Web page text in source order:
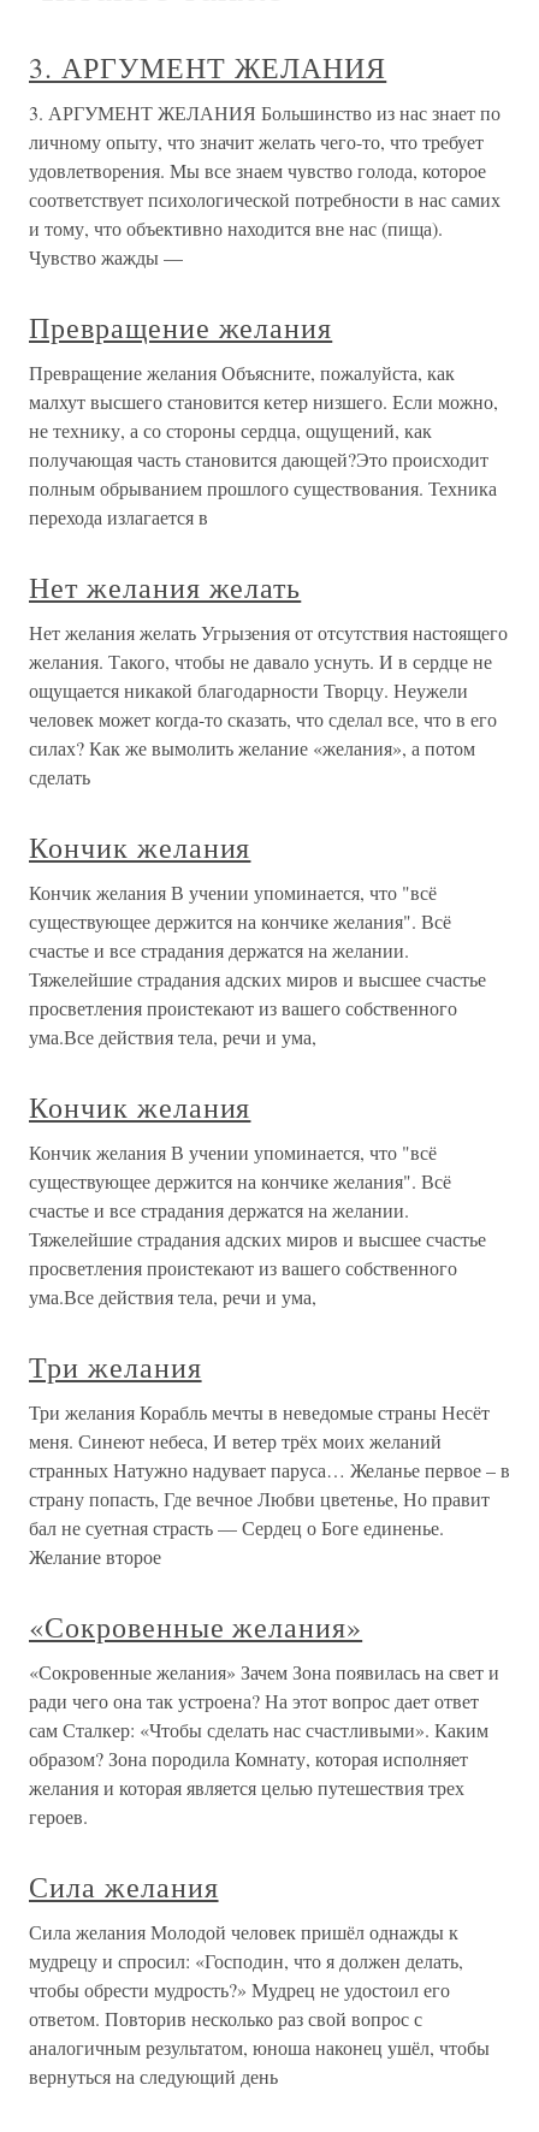
3. АРГУМЕНТ ЖЕЛАНИЯ
3. АРГУМЕНТ ЖЕЛАНИЯ Большинство из нас знает по
личному опыту, что значит желать чего-то, что требует
удовлетворения. Мы все знаем чувство голода, которое
соответствует психологической потребности в нас самих
и тому, что объективно находится вне нас (пища).
Чувство жажды —
Превращение желания
Превращение желания Объясните, пожалуйста, как
малхут высшего становится кетер низшего. Если можно,
не технику, а со стороны сердца, ощущений, как
получающая часть становится дающей?Это происходит
полным обрыванием прошлого существования. Техника
перехода излагается в
Нет желания желать
Нет желания желать Угрызения от отсутствия настоящего
желания. Такого, чтобы не давало уснуть. И в сердце не
ощущается никакой благодарности Творцу. Неужели
человек может когда-то сказать, что сделал все, что в его
силах? Как же вымолить желание «желания», а потом
сделать
Кончик желания
Кончик желания В учении упоминается, что "всё
существующее держится на кончике желания". Всё
счастье и все страдания держатся на желании.
Тяжелейшие страдания адских миров и высшее счастье
просветления проистекают из вашего собственного
ума.Все действия тела, речи и ума,
Кончик желания
Кончик желания В учении упоминается, что "всё
существующее держится на кончике желания". Всё
счастье и все страдания держатся на желании.
Тяжелейшие страдания адских миров и высшее счастье
просветления проистекают из вашего собственного
ума.Все действия тела, речи и ума,
Три желания
Три желания Корабль мечты в неведомые страны Несёт
меня. Синеют небеса, И ветер трёх моих желаний
странных Натужно надувает паруса… Желанье первое – в
страну попасть, Где вечное Любви цветенье, Но правит
бал не суетная страсть — Сердец о Боге единенье.
Желание второе
«Сокровенные желания»
«Сокровенные желания» Зачем Зона появилась на свет и
ради чего она так устроена? На этот вопрос дает ответ
сам Сталкер: «Чтобы сделать нас счастливыми». Каким
образом? Зона породила Комнату, которая исполняет
желания и которая является целью путешествия трех
героев.
Сила желания
Сила желания Молодой человек пришёл однажды к
мудрецу и спросил: «Господин, что я должен делать,
чтобы обрести мудрость?» Мудрец не удостоил его
ответом. Повторив несколько раз свой вопрос с
аналогичным результатом, юноша наконец ушёл, чтобы
вернуться на следующий день